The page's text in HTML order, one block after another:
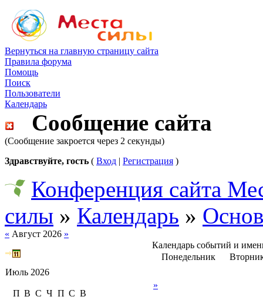
Вернуться на главную страницу сайта
Правила форума
Помощь
Поиск
Пользователи
Календарь
Сообщение сайта
(Сообщение закроется через 2 секунды)
Здравствуйте, гость ( Вход | Регистрация )
Конференция сайта
силы » Календарь »
« Август 2026 »
Июль 2026
П В С Ч П С В
Календарь событий и
Понедельник
»